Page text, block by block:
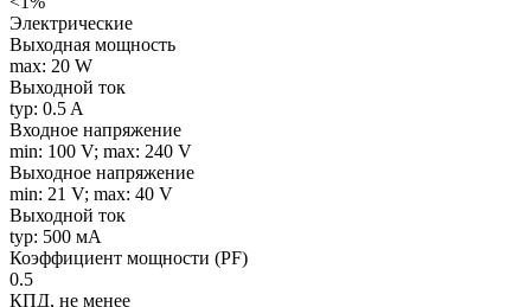
Электрические
Выходная мощность
max: 20 W
Выходной ток
typ: 0.5 A
Входное напряжение
min: 100 V; max: 240 V
Выходное напряжение
min: 21 V; max: 40 V
Выходной ток
typ: 500 мA
Коэффициент мощности (PF)
0.5
КПД, не менее